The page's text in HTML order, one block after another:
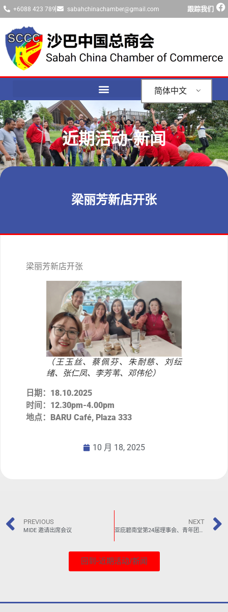
+6088 423 789 sabahchinachamber@gmail.com 跟踪我们
简体中文
近期活动-新闻
梁丽芳新店开张
梁丽芳新店开张
（王玉丝、蔡佩芬、朱耐慈、刘纭
绪、张仁凤、李芳苇、邓伟伦）
日期： 18.10.2025
时间： 12.30pm-4.00pm
地点： BARU Café, Plaza 333
10 月 18, 2025
PREVIOUS
MIDE 邀请出席会议
NEXT
回到-近期活动/新闻